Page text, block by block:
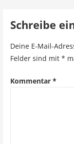
a
Schreibe
Deine E-Mail-
Felder sind mit *
Kommentar *